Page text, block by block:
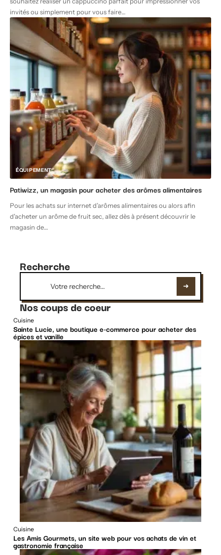
invités ou simplement pour vous faire…
ÉQUIPEMENT
Patiwizz, un magasin pour acheter des arômes alimentaires
Pour les achats sur internet d’arômes alimentaires ou alors afin
d'acheter un arôme de fruit sec, allez dès à présent découvrir le
magasin de…
Recherche
Nos coups de coeur
Cuisine
Sainte Lucie, une boutique e-commerce pour acheter des
épices et vanille
Cuisine
Les Amis Gourmets, un site web pour vos achats de vin et
gastronomie française